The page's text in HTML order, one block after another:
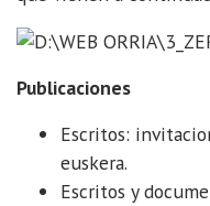
Publicaciones
Escritos:
euskera.
Escritos y